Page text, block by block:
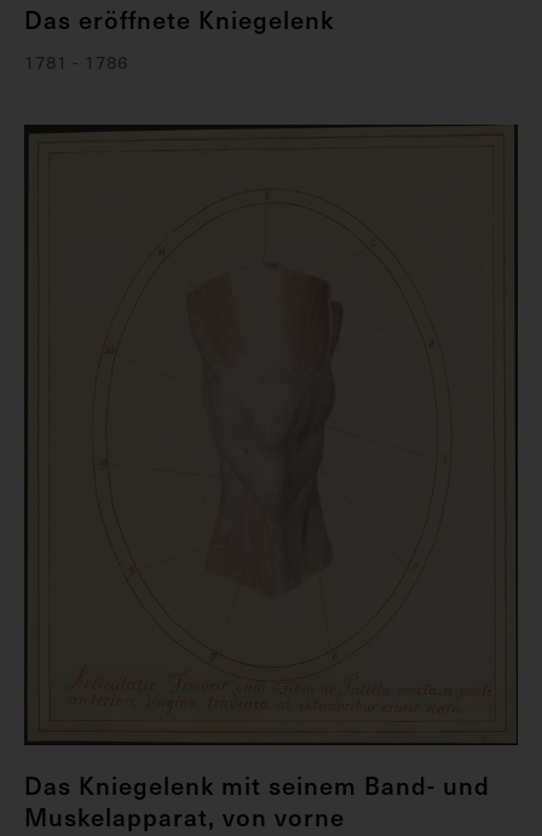
Das eröffnete Kniegelenk
1781 - 1786
Das Kniegelenk mit seinem Band- und
Muskelapparat, von vorne